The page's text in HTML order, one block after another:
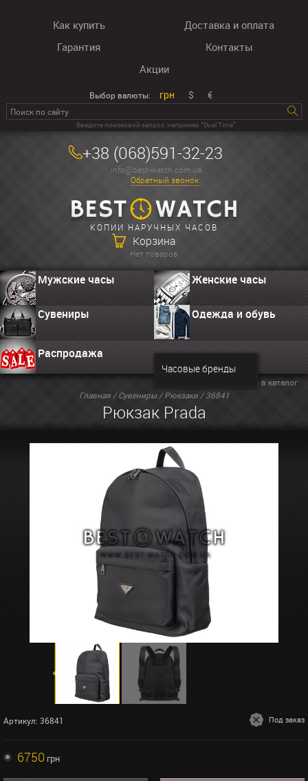
Как купить
Доставка и оплата
Гарантия
Контакты
Акции
Выбор валюты: грн $ €
Введите поисковой запрос, например “Dual Time”
+38 (068)591-32-23
info@best-watch.com.ua
Обратный звонок
КОПИИ НАРУЧНЫХ ЧАСОВ
Корзина
Нет товаров
Мужские часы Женские часы
Сувениры Одежда и обувь
Распродажа
Часовые бренды
Главная/Сувениры/Рюкзаки/ 36841
Рюкзак Prada
Вернуться в каталог
Артикул: 36841 Под заказ
6750грн